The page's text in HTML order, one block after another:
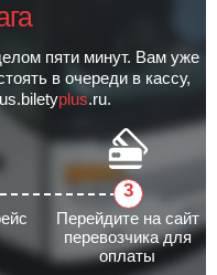
пяти минут. Вам уже
в очереди в кассу,
plus.ru.
Перейдите на сайт
перевозчика для
оплаты